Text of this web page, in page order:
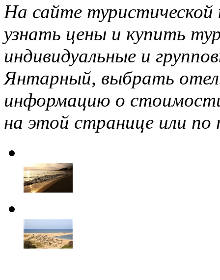
На сайте
узнать цены и купить
индивидуальные и
Янтарный, выбрать
информацию о
на этой странице или